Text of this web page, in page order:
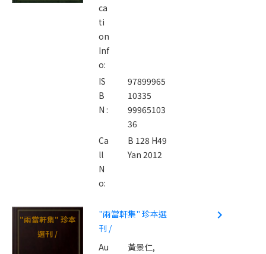
ca
ti
on
Inf
o:
IS
B
N :
97899965
10335
99965103
36
Ca
ll
N
o:
B 128 H49
Yan 2012
"兩當軒集" 珍本
選刊 /
"兩當軒集" 珍本選
刊 /
Au
黃景仁,
navigate_next